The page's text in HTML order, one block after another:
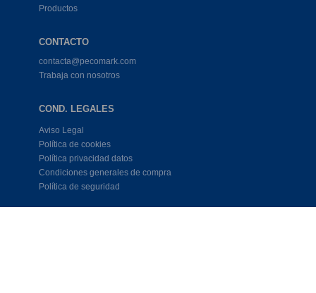
Productos
CONTACTO
contacta@pecomark.com
Trabaja con nosotros
COND. LEGALES
Aviso Legal
Política de cookies
Política privacidad datos
Condiciones generales de compra
Política de seguridad